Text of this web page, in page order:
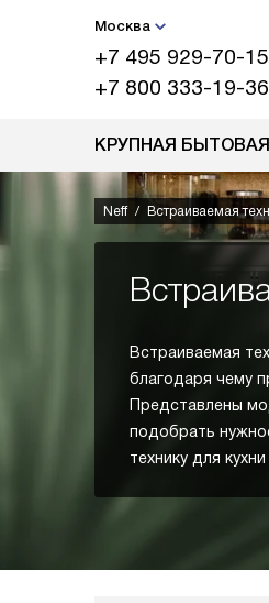
Москва
+7 495 929-70-15
+7 800 333-19-36
КРУПНАЯ
Neff Встраиваемая
Встраиваемая
благодаря чему
Представлены
подобрать
технику для